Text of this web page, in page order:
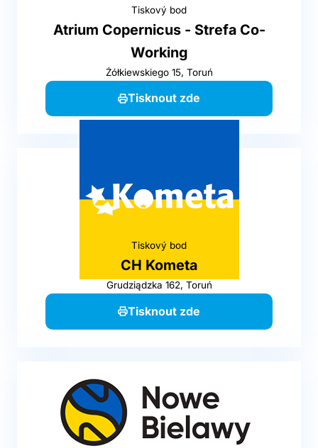
Tiskový bod
Atrium Copernicus - Strefa Co-
Working
Żółkiewskiego 15, Toruń
Tisknout zde
Tiskový bod
CH Kometa
Grudziądzka 162, Toruń
Tisknout zde